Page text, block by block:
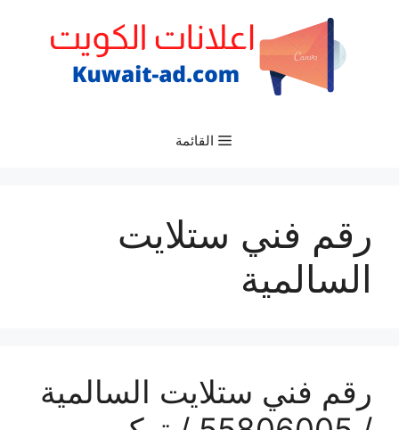
القائمة
رقم فني ستلايت
السالمية
رقم فني ستلايت السالمية